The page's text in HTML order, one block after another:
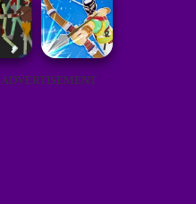
ADVERTISEMENT